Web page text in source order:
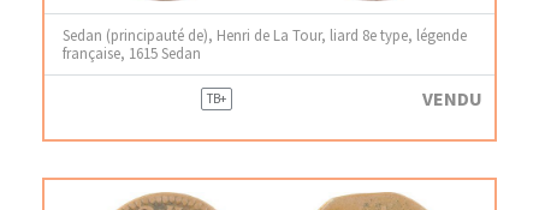
Sedan (principauté de), Henri de La Tour, liard 8e type, légende
française, 1615 Sedan
TB+ VENDU